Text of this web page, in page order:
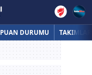
PUAN DURUMU TAKIMLAR